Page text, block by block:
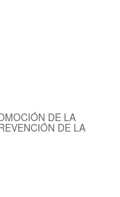
DE LA
DE LA